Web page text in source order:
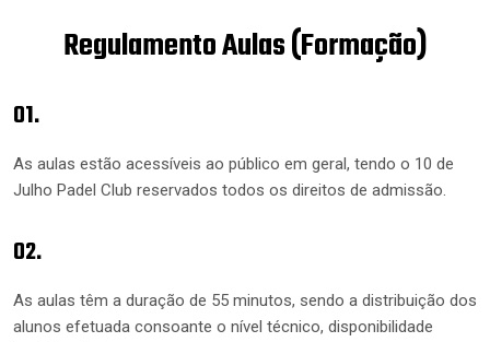
Regulamento Aulas (Formação)
01.
As aulas estão acessíveis ao público em geral, tendo o 10 de
Julho Padel Club reservados todos os direitos de admissão.
02.
As aulas têm a duração de 55 minutos, sendo a distribuição dos
alunos efetuada consoante o nível técnico, disponibilidade